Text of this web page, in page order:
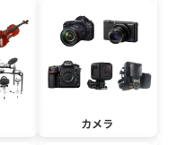
カメラ